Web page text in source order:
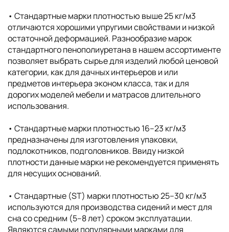
• Cтандартные марки плотностью выше 25 кг/м3
отличаются хорошими упругими свойствами и низкой
остаточной деформацией. Разнообразие марок
стандартного пенополиуретана в нашем ассортименте
позволяет выбрать сырье для изделий любой ценовой
категории, как для дачных интерьеров и или
предметов интерьера эконом класса, так и для
дорогих моделей мебели и матрасов длительного
использования.
• Cтандартные марки плотностью 16–23 кг/м3
предназначены для изготовления упаковки,
подлокотников, подголовников. Ввиду низкой
плотности данные марки не рекомендуется применять
для несущих оснований.
• Стандартные (ST) марки плотностью 25–30 кг/м3
используются для производства сидений и мест для
сна со средним (5–8 лет) сроком эксплуатации.
Являются самыми популярными марками для